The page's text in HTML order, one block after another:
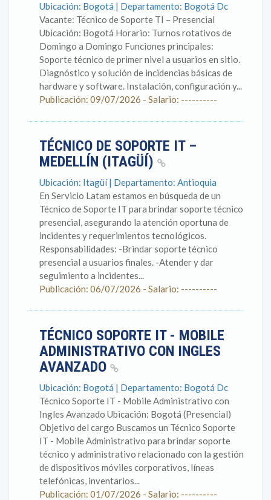
Ubicación: Bogotá | Departamento: Bogotá Dc
Vacante: Técnico de Soporte TI – Presencial
Ubicación: Bogotá Horario: Turnos rotativos de
Domingo a Domingo Funciones principales:
Soporte técnico de primer nivel a usuarios en sitio.
Diagnóstico y solución de incidencias básicas de
hardware y software. Instalación, configuración y...
Publicación: 09/07/2026 - Salario: ----------
TÉCNICO DE SOPORTE IT –
MEDELLÍN (ITAGÜÍ)
Ubicación: Itagüí | Departamento: Antioquia
En Servicio Latam estamos en búsqueda de un
Técnico de Soporte IT para brindar soporte técnico
presencial, asegurando la atención oportuna de
incidentes y requerimientos tecnológicos.
Responsabilidades: -Brindar soporte técnico
presencial a usuarios finales. -Atender y dar
seguimiento a incidentes...
Publicación: 06/07/2026 - Salario: ----------
TÉCNICO SOPORTE IT - MOBILE
ADMINISTRATIVO CON INGLES
AVANZADO
Ubicación: Bogotá | Departamento: Bogotá Dc
Técnico Soporte IT - Mobile Administrativo con
Ingles Avanzado Ubicación: Bogotá (Presencial)
Objetivo del cargo Buscamos un Técnico Soporte
IT - Mobile Administrativo para brindar soporte
técnico y administrativo relacionado con la gestión
de dispositivos móviles corporativos, líneas
telefónicas, inventarios...
Publicación: 01/07/2026 - Salario: ----------